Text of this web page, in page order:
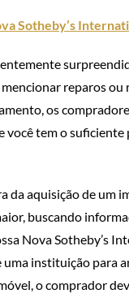
Sotheby’s
reparos
os
tem o
da aquisição de um
buscando
Nova Sotheby’s
instituição para
o comprador